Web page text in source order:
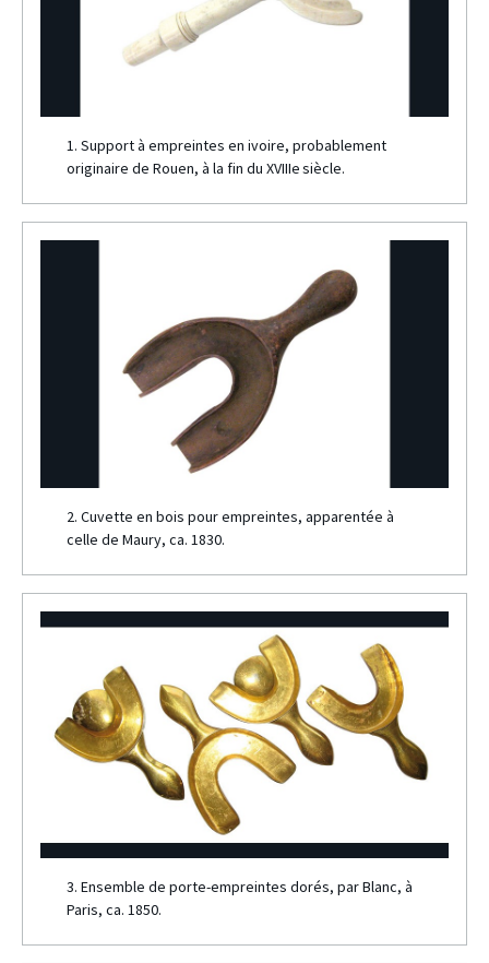
1. Support à empreintes en ivoire, probablement
originaire de Rouen, à la fin du XVIIIe siècle.
2. Cuvette en bois pour empreintes, apparentée à
celle de Maury, ca. 1830.
3. Ensemble de porte-empreintes dorés, par Blanc, à
Paris, ca. 1850.